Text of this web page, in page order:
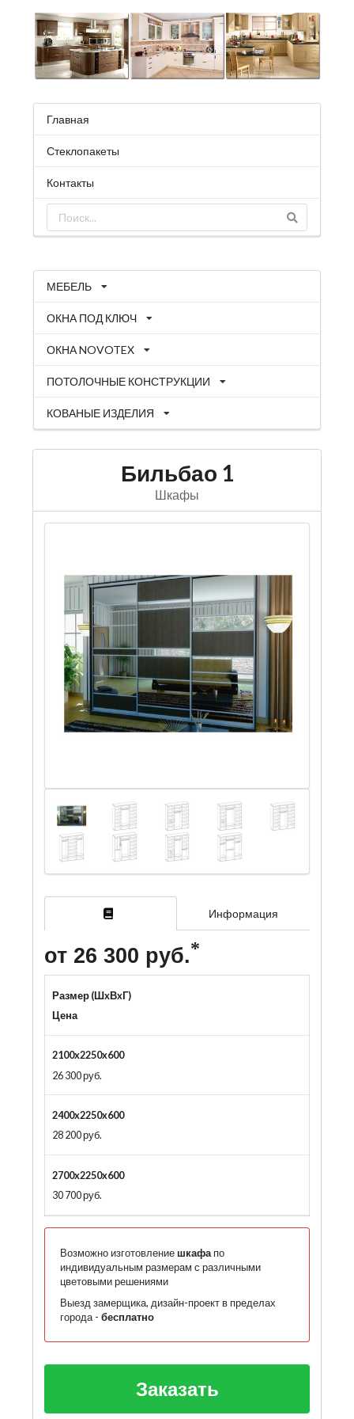
Главная
Стеклопакеты
Контакты
МЕБЕЛЬ
ОКНА ПОД КЛЮЧ
ОКНА NOVOTEX
ПОТОЛОЧНЫЕ КОНСТРУКЦИИ
КОВАНЫЕ ИЗДЕЛИЯ
Бильбао 1
Шкафы
Информация
от 26 300 руб.
Размер (ШxВxГ)
Цена
2100x2250x600
26 300 руб.
2400x2250x600
28 200 руб.
2700x2250x600
30 700 руб.
Возможно изготовление шкафапо
индивидуальным размерам с различными
цветовыми решениями
Выезд замерщика, дизайн-проект в пределах
города - бесплатно
Заказать